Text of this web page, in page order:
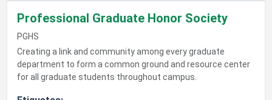
Professional Graduate Honor Society
PGHS
Creating a link and community among every graduate
department to form a common ground and resource center
for all graduate students throughout campus.